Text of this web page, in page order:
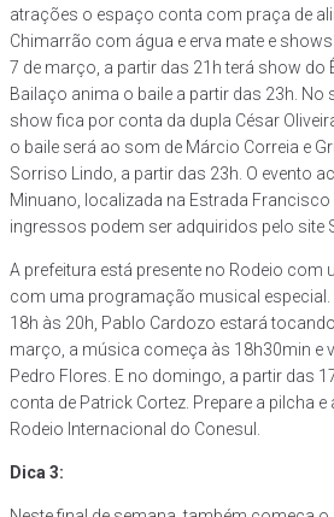
atrações o espaço conta com praça de
Chimarrão com água e erva mate e shows
7 de março, a partir das 21h terá show do
Bailaço anima o baile a partir das 23h. No
show fica por conta da dupla César
o baile será ao som de Márcio Correia e
Sorriso Lindo, a partir das 23h. O evento
Minuano, localizada na Estrada Francisco
ingressos podem ser adquiridos pelo site
A prefeitura está presente no Rodeio com
com uma programação musical especial.
18h às 20h, Pablo Cardozo estará
março, a música começa às 18h30min e
Pedro Flores. E no domingo, a partir das
conta de Patrick Cortez. Prepare a pilcha
Rodeio Internacional do Conesul.
Dica 3: